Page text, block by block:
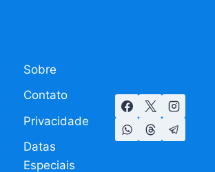
Sobre
Contato
Privacidade
Datas
Especiais